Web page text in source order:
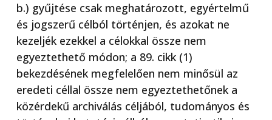
b.) gyűjtése csak meghatározott, egyértelmű
és jogszerű célból történjen, és azokat ne
kezeljék ezekkel a célokkal össze nem
egyeztethető módon; a 89. cikk (1)
bekezdésének megfelelően nem minősül az
eredeti céllal össze nem egyeztethetőnek a
közérdekű archiválás céljából, tudományos és